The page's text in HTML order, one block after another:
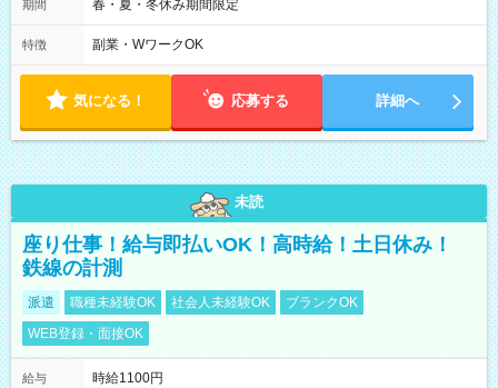
す。 必ず、2名以上での勤務を行いますので、安心して働けま
す。
期間 春・夏・冬休み期間限定
特徴 副業・WワークOK
気になる！ 応募する 詳細へ
未読
座り仕事！給与即払いOK！高時給！土日休み！
鉄線の計測
派遣 職種未経験OK 社会人未経験OK
ブランクOK
WEB登録・面接OK
給与
時給1100円